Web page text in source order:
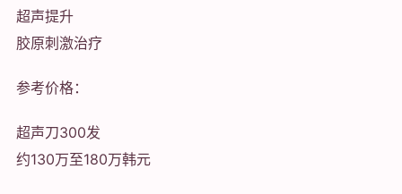
超声提升
胶原刺激治疗
参考价格：
超声刀300发
约130万至180万韩元